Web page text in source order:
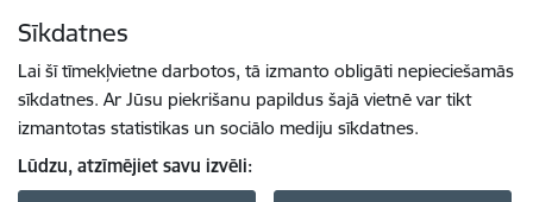
Sīkdatnes
Lai šī tīmekļvietne darbotos, tā izmanto obligāti nepieciešamās
sīkdatnes. Ar Jūsu piekrišanu papildus šajā vietnē var tikt
izmantotas statistikas un sociālo mediju sīkdatnes.
Lūdzu, atzīmējiet savu izvēli: